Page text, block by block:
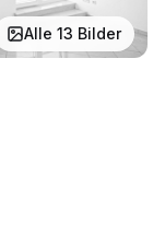
Alle 13 Bilder